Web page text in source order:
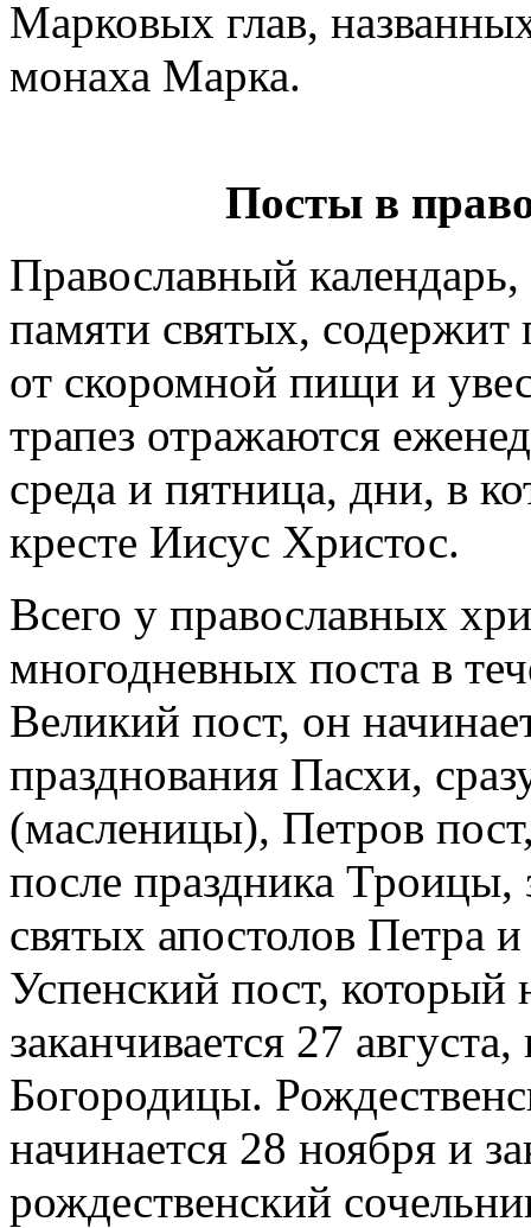
Марковых глав,
монаха Марка.
Посты в
Православный
памяти святых, содержит
от скоромной пищи и
трапез отражаются
среда и пятница, дни, в
кресте Иисус Христос.
Всего у православных
многодневных поста в
Великий пост, он
празднования Пасхи,
(масленицы), Петров
после праздника Троицы,
святых апостолов Петра
Успенский пост, который
заканчивается 27
Богородицы.
начинается 28 ноября и
рождественский